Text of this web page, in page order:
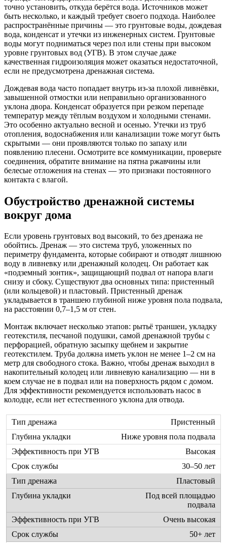
точно установить, откуда берётся вода. Источников может
быть несколько, и каждый требует своего подхода. Наиболее
распространённые причины — это грунтовые воды, дождевая
вода, конденсат и утечки из инженерных систем. Грунтовые
воды могут подниматься через пол или стены при высоком
уровне грунтовых вод (УГВ). В этом случае даже
качественная гидроизоляция может оказаться недостаточной,
если не предусмотрена дренажная система.
Дождевая вода часто попадает внутрь из-за плохой ливнёвки,
завышенной отмостки или неправильно организованного
уклона двора. Конденсат образуется при резком перепаде
температур между тёплым воздухом и холодными стенами.
Это особенно актуально весной и осенью. Утечки из труб
отопления, водоснабжения или канализации тоже могут быть
скрытыми — они проявляются только по запаху или
появлению плесени. Осмотрите все коммуникации, проверьте
соединения, обратите внимание на пятна ржавчины или
белесые отложения на стенах — это признаки постоянного
контакта с влагой.
Обустройство дренажной системы
вокруг дома
Если уровень грунтовых вод высокий, то без дренажа не
обойтись. Дренаж — это система труб, уложенных по
периметру фундамента, которые собирают и отводят лишнюю
воду в ливневку или дренажный колодец. Он работает как
«подземный зонтик», защищающий подвал от напора влаги
снизу и сбоку. Существуют два основных типа: пристенный
(или кольцевой) и пластовый. Пристенный дренаж
укладывается в траншею глубиной ниже уровня пола подвала,
на расстоянии 0,7–1,5 м от стен.
Монтаж включает несколько этапов: рытьё траншеи, укладку
геотекстиля, песчаной подушки, самой дренажной трубы с
перфорацией, обратную засыпку щебнем и закрытие
геотекстилем. Труба должна иметь уклон не менее 1–2 см на
метр для свободного стока. Важно, чтобы дренаж выходил в
накопительный колодец или ливневую канализацию — ни в
коем случае не в подвал или на поверхность рядом с домом.
Для эффективности рекомендуется использовать насос в
колодце, если нет естественного уклона для отвода.
Пристенный
Ниже уровня пола подвала
Высокая
30–50 лет
Пластовый
Под всей площадью
подвала
Очень высокая
50+ лет